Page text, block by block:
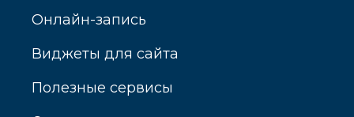
Онлайн-запись
Виджеты для сайта
Полезные сервисы